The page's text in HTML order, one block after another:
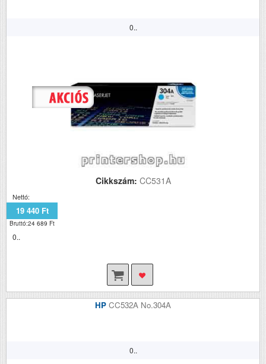
0..
Cikkszám: CC531A
Nettó:
19 440 Ft
Bruttó:24 689 Ft
0..
HP CC532A No.304A
0..